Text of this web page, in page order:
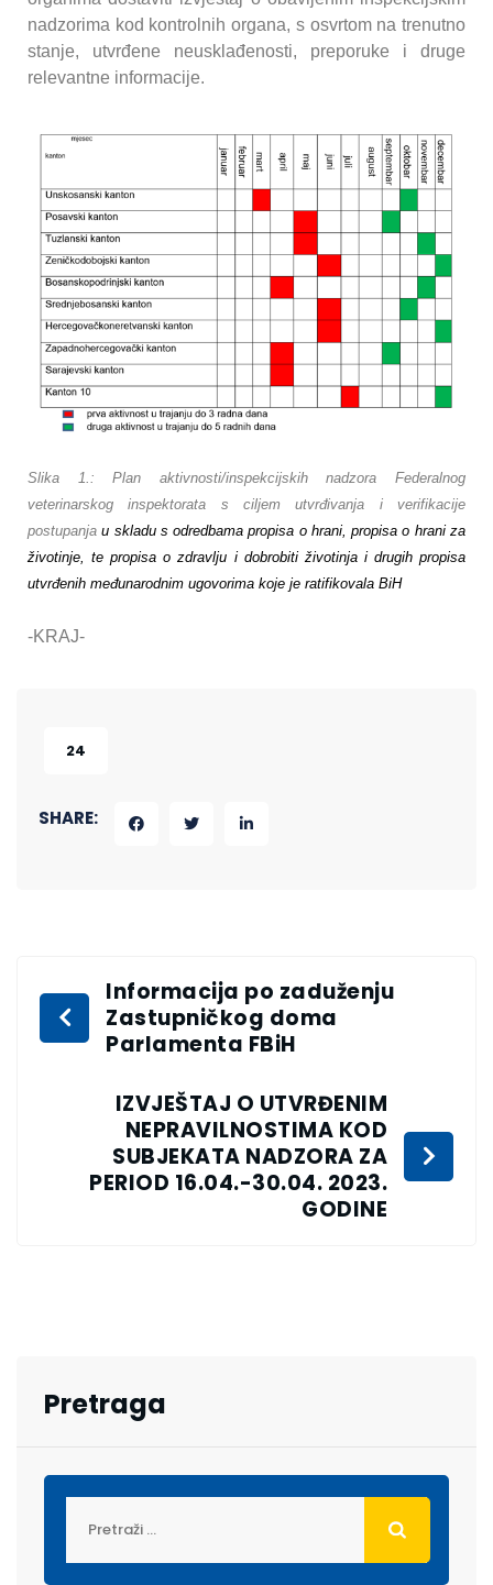
nadzorima kod kontrolnih organa, s osvrtom na trenutno
stanje, utvrđene neusklađenosti, preporuke i druge
relevantne informacije.
Slika 1.: Plan aktivnosti/inspekcijskih nadzora Federalnog
veterinarskog inspektorata s ciljem utvrđivanja i verifikacije
postupanjau skladu s odredbama propisa o hrani, propisa o hrani za
životinje, te propisa o zdravlju i dobrobiti životinja i drugih propisa
utvrđenih međunarodnim ugovorima koje je ratifikovala BiH
-KRAJ-
24
SHARE:
Informacija po zaduženju
Zastupničkog doma
Parlamenta FBiH
IZVJEŠTAJ O UTVRĐENIM
NEPRAVILNOSTIMA KOD
SUBJEKATA NADZORA ZA
PERIOD 16.04.-30.04. 2023.
GODINE
Pretraga